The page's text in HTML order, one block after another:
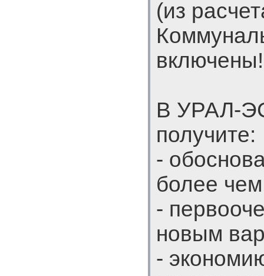
(из
включены!
В УРАЛ-
получите:
-
более
-
новым
-